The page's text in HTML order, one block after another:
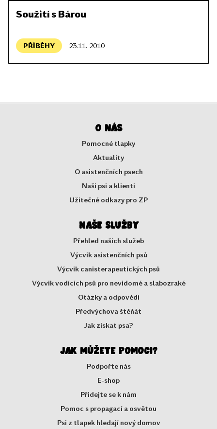
Soužití s Bárou
PŘÍBĚHY 23.11. 2010
O nás
Pomocné tlapky
Aktuality
O asistenčních psech
Naši psi a klienti
Užitečné odkazy pro ZP
Naše služby
Přehled našich služeb
Výcvik asistenčních psů
Výcvik canisterapeutických psů
Výcvik vodících psů pro nevidomé a slabozraké
Otázky a odpovědi
Předvýchova štěňát
Jak získat psa?
Jak můžete pomoci?
Podpořte nás
E-shop
Přidejte se k nám
Pomoc s propagací a osvětou
Psi z tlapek hledají nový domov